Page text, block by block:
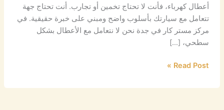
أعطال كهرباء، فأنت لا تحتاج تخمين أو تجارب. أنت تحتاج جهة
تتعامل مع سيارتك بأسلوب واضح ومبني على خبرة حقيقية. في
مركز مستر كار في جدة نحن لا نتعامل مع الأعطال بشكل
سطحي، […]
Read Post »